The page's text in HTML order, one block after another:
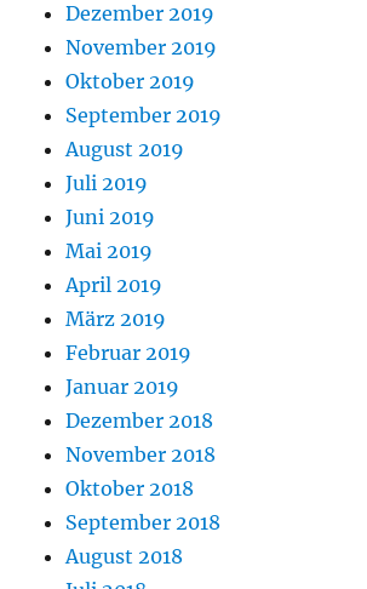
Dezember 2019
November 2019
Oktober 2019
September 2019
August 2019
Juli 2019
Juni 2019
Mai 2019
April 2019
März 2019
Februar 2019
Januar 2019
Dezember 2018
November 2018
Oktober 2018
September 2018
August 2018